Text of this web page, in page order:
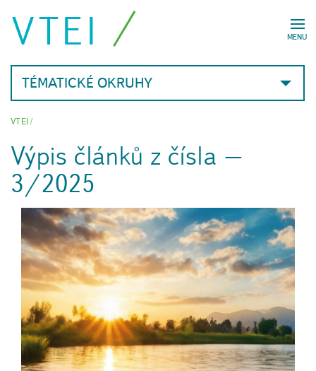
MENU
VTEI
TÉMATICKÉ OKRUHY
VTEI/
Výpis článků z čísla –
3/2025